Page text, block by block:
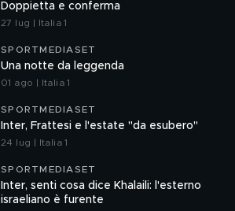
Doppietta e conferma
27 lug | Italia 1
SPORTMEDIASET
Una notte da leggenda
01 ago | Italia 1
SPORTMEDIASET
Inter, Frattesi e l'estate "da esubero"
24 lug | Italia 1
SPORTMEDIASET
Inter, senti cosa dice Khalaili: l'esterno
israeliano è furente